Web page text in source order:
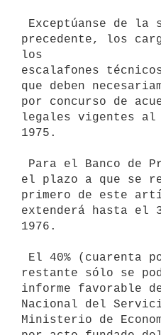
precedente, los
los
escalafones
que deben
por concurso de
legales vigentes al
1975.
el plazo a que se
primero de este
extenderá hasta el
1976.
restante sólo se
informe favorable
Nacional del
Ministerio de